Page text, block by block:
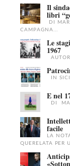
Il
libri
DI
CAMPAGNA...
Le
1967
IN
E nel
DI
facile
LA
QUERELATA PER